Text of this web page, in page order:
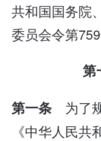
共和国国务院
委员会令第
第一条 为了
《中华人民